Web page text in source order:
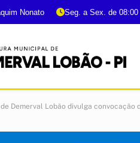
Nonato Seg. a Sex. de
Demerval Lobão divulga convocação